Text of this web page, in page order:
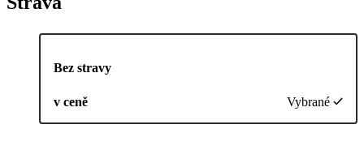
Bez stravy
v ceně Vybrané